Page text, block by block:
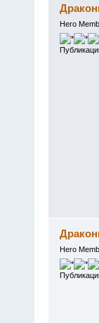
Hero
Hero